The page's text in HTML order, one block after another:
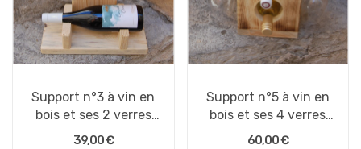
Support n°3 à vin en
bois et ses 2 verres
gravés
39,00 €
Support n°5 à vin en
bois et ses 4 verres
gravés
60,00 €